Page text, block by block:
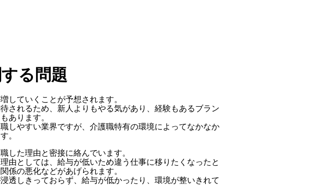
る問題
していくことが予想されます。
されるため、新人よりもやる気があり、経験もあるブラン
あります。
しやすい業界ですが、介護職特有の環境によってなかなか
。
した理由と密接に絡んでいます。
由としては、給与が低いため違う仕事に移りたくなったと
係の悪化などがあげられます。
透しきっておらず、給与が低かったり、環境が整いきれて